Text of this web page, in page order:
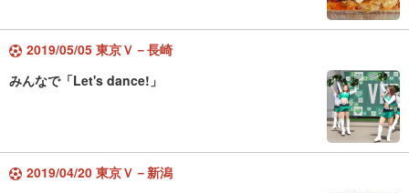
2019/05/05 東京Ｖ－長崎
みんなで「Let's dance!」
2019/04/20 東京Ｖ－新潟